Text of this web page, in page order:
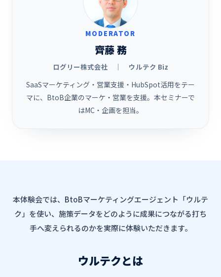
MODERATOR
齊藤 務
ログリー株式会社 ｜ ウルテク Biz
SaaSマーケティング・営業支援・HubSpot活用をテー
マに、BtoB企業のマーケ・営業を支援。本セミナーで
はMC・企画を担当。
本体験会では、BtoBマーケティングエージェント「ウルテ
ク」を使い、施策データをどのように成果につながる打ち
手へ変えられるのかを実際に体験いただきます。
ウルテクとは